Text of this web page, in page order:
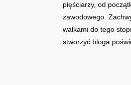
pięściarzy, od
zawodowego.
walkami do tego
stworzyć bloga